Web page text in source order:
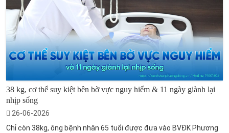
38 kg, cơ thể suy kiệt bên bờ vực nguy hiểm & 11 ngày giành lại
nhịp sống
26-06-2026
Chỉ còn 38kg, ông bệnh nhân 65 tuổi được đưa vào BVĐK Phương